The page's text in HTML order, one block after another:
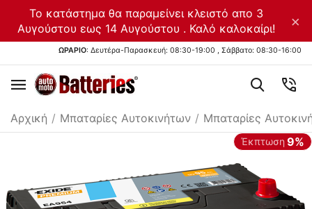
Το κατάστημα θα παραμείνει κλειστό απο 3
Αυγούστου εως 14 Αυγούστου . Καλό καλοκαίρι!
×
ΩΡΑΡΙΟ: Δευτέρα-Παρασκευή: 08:30-19:00 , Σάββατο: 08:30-16:00
Αρχική / Μπαταρίες Αυτοκινήτων / Μπαταρίες
Έκπτωση 9%